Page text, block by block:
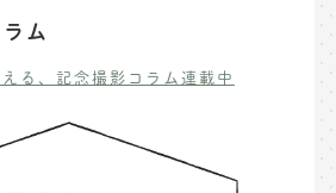
ム
る、記念撮影コラム連載中